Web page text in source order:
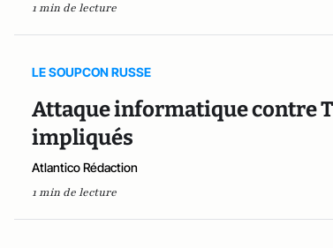
1 min de lecture
LE SOUPCON RUSSE
Attaque informatique contre
impliqués
Atlantico Rédaction
1 min de lecture